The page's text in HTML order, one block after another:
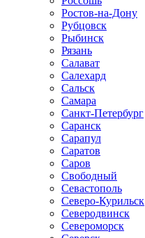
Ростов-на-Дону
Рубцовск
Рыбинск
Рязань
Салават
Салехард
Сальск
Самара
Санкт-Петербург
Саранск
Сарапул
Саратов
Саров
Свободный
Севастополь
Северо-Курильск
Северодвинск
Североморск